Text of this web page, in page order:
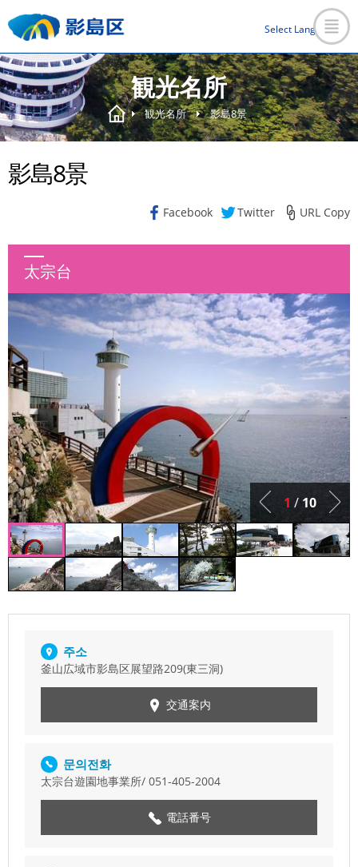
Select Language ▼
観光名所
観光名所 影島8景
影島8景
Facebook Twitter URL Copy
太宗台
1 / 10
주소
釜山広域市影島区展望路209(東三洞)
交通案内
문의전화
太宗台遊園地事業所/ 051-405-2004
電話番号